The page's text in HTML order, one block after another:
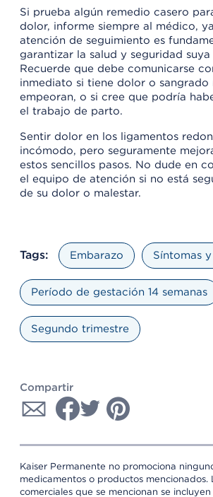
Si prueba algún remedio casero
dolor, informe siempre al médico,
atención de seguimiento es
garantizar la salud y seguridad
Recuerde que debe comunicarse
inmediato si tiene dolor o sangrado
empeoran, o si cree que podría
el trabajo de parto.
Sentir dolor en los ligamentos
incómodo, pero seguramente
estos sencillos pasos. No dude en
el equipo de atención si no está
de su dolor o malestar.
Tags: Embarazo Síntomas
Período de gestación 14 semanas
Segundo trimestre
Compartir
Kaiser Permanente no promociona
medicamentos o productos mencionados.
comerciales que se mencionan se